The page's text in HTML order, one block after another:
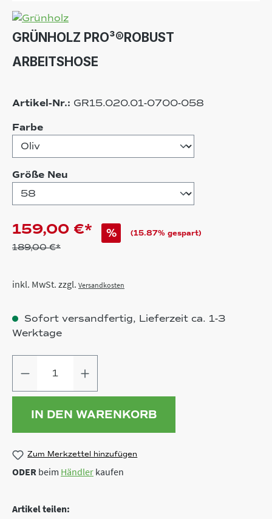
GRÜNHOLZ PRO³®ROBUST
ARBEITSHOSE
Artikel-Nr.: GR15.020.01-0700-058
Farbeauswählen
Größe Neu
159,00 €*
189,00 €*
% (15.87% gespart)
inkl. MwSt. zzgl. Versandkosten
Sofort versandfertig, Lieferzeit ca. 1-3
Werktage
IN DEN WARENKORB
Zum Merkzettel hinzufügen
ODER beim Händler kaufen
Artikel teilen: